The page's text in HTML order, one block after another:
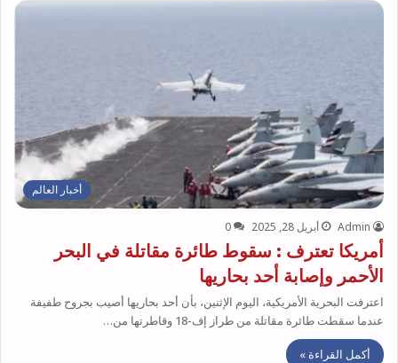
أخبار العالم
Admin أبريل 28, 2025 0
أمريكا تعترف : سقوط طائرة مقاتلة في البحر
الأحمر وإصابة أحد بحاريها
اعترفت البحرية الأمريكية، اليوم الإثنين، بأن أحد بحاريها أصيب بجروح طفيفة
عندما سقطت طائرة مقاتلة من طراز إف-18 وقاطرتها من…
أكمل القراءة »